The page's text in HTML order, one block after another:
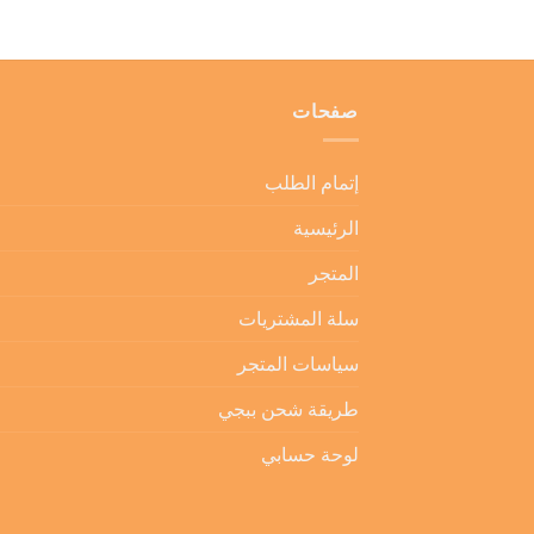
صفحات
إتمام الطلب
الرئيسية
المتجر
سلة المشتريات
سياسات المتجر
طريقة شحن ببجي
لوحة حسابي